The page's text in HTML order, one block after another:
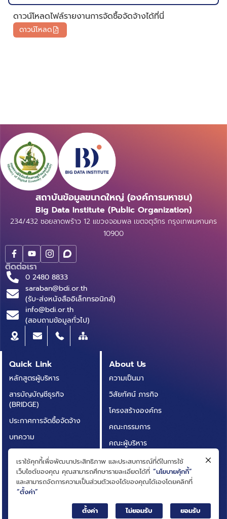
ดาวน์โหลดไฟล์รายงานการจัดซื้อจัดจ้างได้ที่นี่
ดาวน์โหลด
สถาบันข้อมูลขนาดใหญ่ (องค์การมหาชน)
Big Data Institute (Public Organization)
234/432 ซอยลาดพร้าว 12 แขวงจอมพล เขตจตุจักร กรุงเทพมหานคร
10900
ติดต่อเรา
0 2480 8833
saraban@bdi.or.th
(รับ-ส่งหนังสืออิเล็กทรอนิกส์)
info@bdi.or.th
(สอบถามข้อมูลทั่วไป)
Quick Link
หลักสูตรผู้บริหาร
สารบัญบัญชีธุรกิจ
(BRIDGE)
ประกาศการจัดซื้อจัดจ้าง
บทความ
รายงานประจำปี
เอกสารเผยแพร่
อินโฟกราฟิก
About Us
ความเป็นมา
วิสัยทัศน์ ภารกิจ
โครงสร้างองค์กร
คณะกรรมการ
คณะผู้บริหาร
การกำกับดูแลกิจการที่ดี
กฎหมายที่เกี่ยวข้อง
ผลการดำเนินงาน
เราใช้คุกกี้เพื่อพัฒนาประสิทธิภาพ และประสบการณ์ที่ดีในการใช้
เว็บไซต์ของคุณ คุณสามารถศึกษารายละเอียดได้ที่ “นโยบายคุ้กกี้”
และสามารถจัดการความเป็นส่วนตัวเองได้ของคุณได้เองโดยคลิกที่
“ตั้งค่า”
ตั้งค่า
ไม่ยอมรับ ยอมรับ